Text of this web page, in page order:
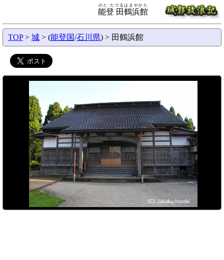
能登 田鶴浜館
のと たづるはまやかた
TOP> 城 > (能登国/石川県) > 田鶴浜館